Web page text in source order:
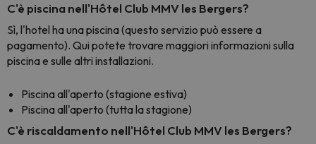
C'è piscina nell'Hôtel Club MMV les Bergers?
Sì, l'hotel ha una piscina (questo servizio può essere a
pagamento). Qui potete trovare maggiori informazioni sulla
piscina e sulle altri installazioni.
Piscina all'aperto (stagione estiva)
Piscina all'aperto (tutta la stagione)
C'è riscaldamento nell'Hôtel Club MMV les Bergers?